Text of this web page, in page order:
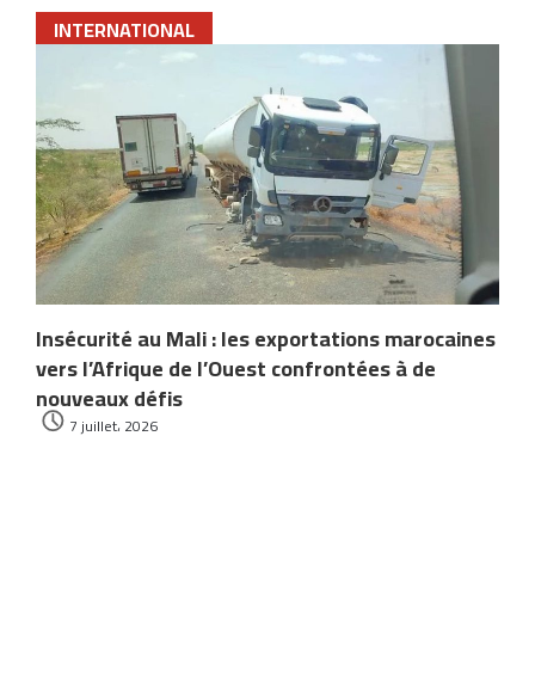
INTERNATIONAL
Insécurité au Mali : les exportations marocaines
vers l’Afrique de l’Ouest confrontées à de
nouveaux défis
7 juillet، 2026